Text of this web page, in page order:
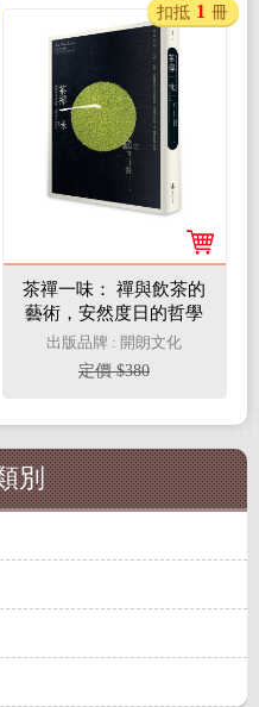
茶禪一味： 禪與飲茶的
藝術，安然度日的哲學
出版品牌 : 開朗文化
定價 $380
扣抵 1 冊
別